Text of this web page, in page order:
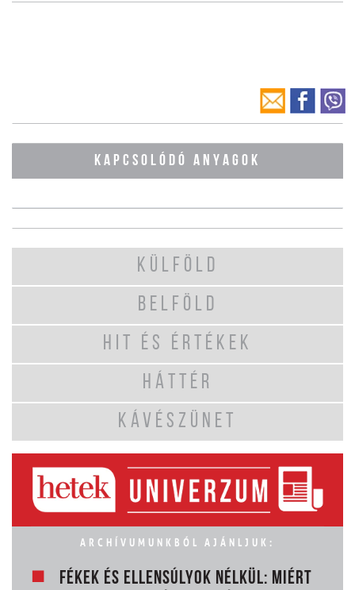
KAPCSOLÓDÓ ANYAGOK
KÜLFÖLD
BELFÖLD
HIT ÉS ÉRTÉKEK
HÁTTÉR
KÁVÉSZÜNET
ARCHÍVUMUNKBÓL AJÁNLJUK:
FÉKEK ÉS ELLENSÚLYOK NÉLKÜL: MIÉRT